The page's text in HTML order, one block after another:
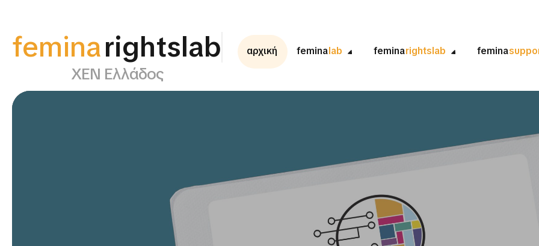
feminarightslab
ΧΕΝ Ελλάδος
αρχική feminalab feminarightslab femina